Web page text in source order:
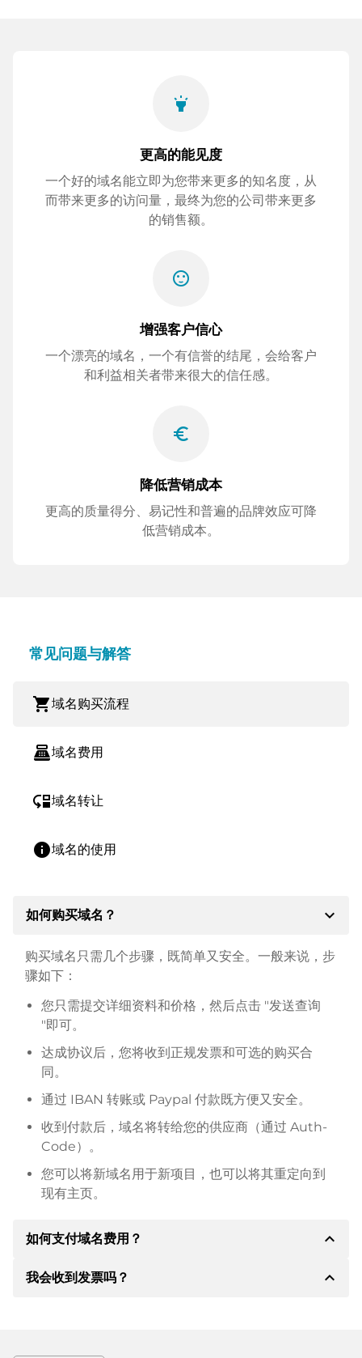
highlight
更高的能见度
一个好的域名能立即为您带来更多的知名度，从
而带来更多的访问量，最终为您的公司带来更多
的销售额。
sentiment_satisfied
增强客户信心
一个漂亮的域名，一个有信誉的结尾，会给客户
和利益相关者带来很大的信任感。
euro_symbol
降低营销成本
更高的质量得分、易记性和普遍的品牌效应可降
低营销成本。
常见问题与解答
shopping_cart域名购买流程
point_of_sale域名费用
move_down域名转让
info域名的使用
如何购买域名？ expand_more
购买域名只需几个步骤，既简单又安全。一般来说，步
骤如下：
您只需提交详细资料和价格，然后点击 "发送查询
"即可。
达成协议后，您将收到正规发票和可选的购买合
同。
通过 IBAN 转账或 Paypal 付款既方便又安全。
收到付款后，域名将转给您的供应商（通过 Auth-
Code）。
您可以将新域名用于新项目，也可以将其重定向到
现有主页。
如何支付域名费用？ expand_less
达成协议后，房东将通知您付款细节。房主随后会向您
我会收到发票吗？ expand_less